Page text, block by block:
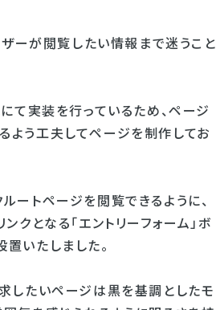
ーが閲覧したい情報まで迷うこと
て実装を行っているため、ページ
よう工夫してページを制作してお
ートページを閲覧できるように、
クとなる「エントリーフォーム」ボ
いたしました。
したいページは黒を基調としたモ